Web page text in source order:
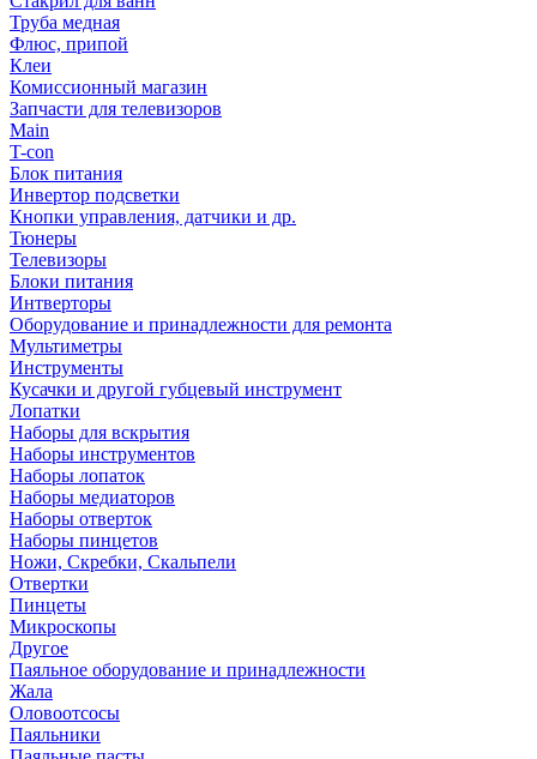
Труба медная
Флюс, припой
Клеи
Комиссионный магазин
Запчасти для телевизоров
Main
T-con
Блок питания
Инвертор подсветки
Кнопки управления, датчики и др.
Тюнеры
Телевизоры
Блоки питания
Интверторы
Оборудование и принадлежности для ремонта
Мультиметры
Инструменты
Кусачки и другой губцевый инструмент
Лопатки
Наборы для вскрытия
Наборы инструментов
Наборы лопаток
Наборы медиаторов
Наборы отверток
Наборы пинцетов
Ножи, Скребки, Скальпели
Отвертки
Пинцеты
Микроскопы
Другое
Паяльное оборудование и принадлежности
Жала
Оловоотсосы
Паяльники